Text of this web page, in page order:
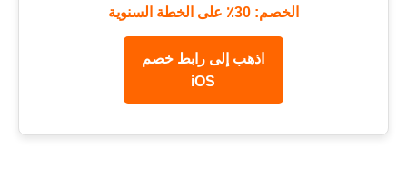
الخصم: 30٪ على الخطة السنوية
اذهب إلى رابط خصم
iOS